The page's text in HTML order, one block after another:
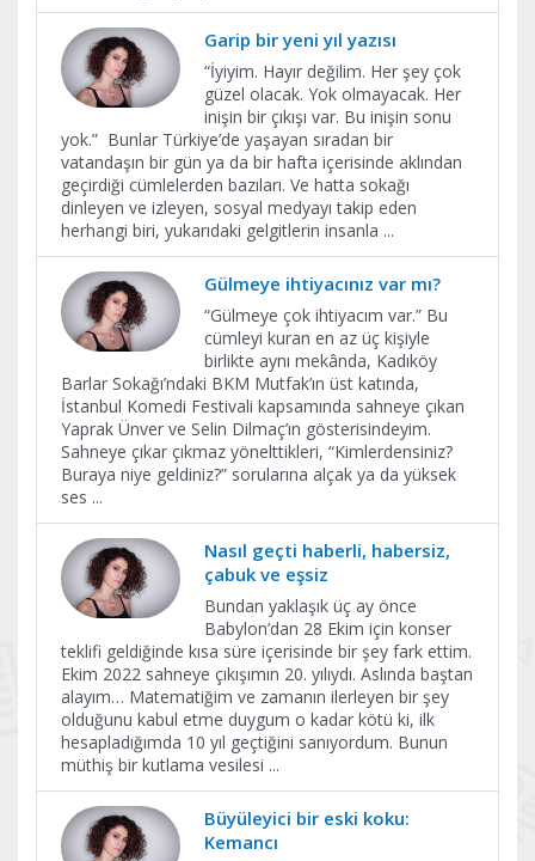
Garip bir yeni yıl yazısı
“İyiyim. Hayır değilim. Her şey çok
güzel olacak. Yok olmayacak. Her
inişin bir çıkışı var. Bu inişin sonu
yok.” Bunlar Türkiye’de yaşayan sıradan bir
vatandaşın bir gün ya da bir hafta içerisinde aklından
geçirdiği cümlelerden bazıları. Ve hatta sokağı
dinleyen ve izleyen, sosyal medyayı takip eden
herhangi biri, yukarıdaki gelgitlerin insanla ...
Gülmeye ihtiyacınız var mı?
“Gülmeye çok ihtiyacım var.” Bu
cümleyi kuran en az üç kişiyle
birlikte aynı mekânda, Kadıköy
Barlar Sokağı’ndaki BKM Mutfak’ın üst katında,
İstanbul Komedi Festivali kapsamında sahneye çıkan
Yaprak Ünver ve Selin Dilmaç’ın gösterisindeyim.
Sahneye çıkar çıkmaz yönelttikleri, “Kimlerdensiniz?
Buraya niye geldiniz?” sorularına alçak ya da yüksek
ses ...
Nasıl geçti haberli, habersiz,
çabuk ve eşsiz
Bundan yaklaşık üç ay önce
Babylon’dan 28 Ekim için konser
teklifi geldiğinde kısa süre içerisinde bir şey fark ettim.
Ekim 2022 sahneye çıkışımın 20. yılıydı. Aslında baştan
alayım… Matematiğim ve zamanın ilerleyen bir şey
olduğunu kabul etme duygum o kadar kötü ki, ilk
hesapladığımda 10 yıl geçtiğini sanıyordum. Bunun
müthiş bir kutlama vesilesi ...
Büyüleyici bir eski koku:
Kemancı